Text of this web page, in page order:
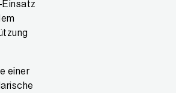
Einsatz
einer